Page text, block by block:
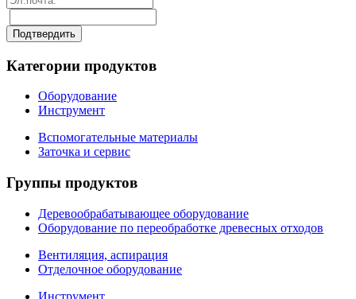
Категории продуктов
Оборудование
Инструмент
Вспомогательные материалы
Заточка и сервис
Группы продуктов
Деревообрабатывающее оборудование
Оборудование по переобработке древесных отходов
Вентиляция, аспирация
Отделочное оборудование
Инструмент